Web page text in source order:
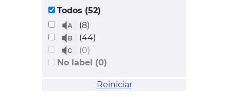
Todos (52)
(8)
(44)
(0)
No label (0)
Reiniciar